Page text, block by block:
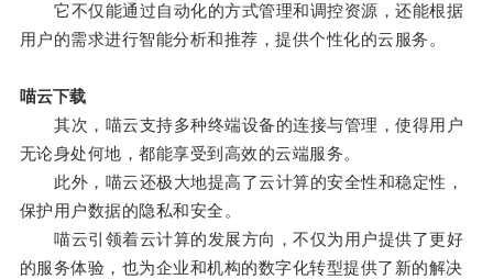
它不仅能通过自动化的方式管理和调控资源，还能根据
用户的需求进行智能分析和推荐，提供个性化的云服务。
喵云下载
其次，喵云支持多种终端设备的连接与管理，使得用户
无论身处何地，都能享受到高效的云端服务。
此外，喵云还极大地提高了云计算的安全性和稳定性，
保护用户数据的隐私和安全。
喵云引领着云计算的发展方向，不仅为用户提供了更好
的服务体验，也为企业和机构的数字化转型提供了新的解决